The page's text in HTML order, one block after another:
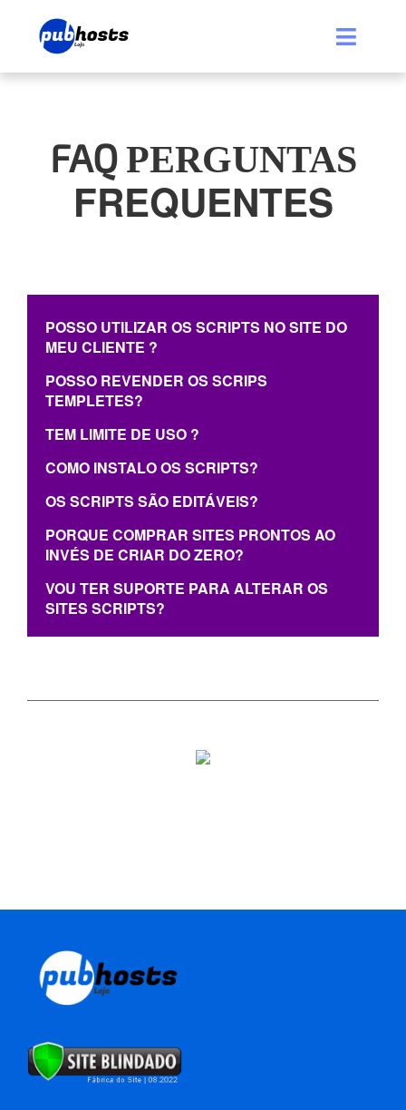
FAQ PERGUNTAS
FREQUENTES
POSSO UTILIZAR OS SCRIPTS NO SITE DO
MEU CLIENTE ?
POSSO REVENDER OS SCRIPS
TEMPLETES?
TEM LIMITE DE USO ?
COMO INSTALO OS SCRIPTS?
OS SCRIPTS SÃO EDITÁVEIS?
PORQUE COMPRAR SITES PRONTOS AO
INVÉS DE CRIAR DO ZERO?
VOU TER SUPORTE PARA ALTERAR OS
SITES SCRIPTS?